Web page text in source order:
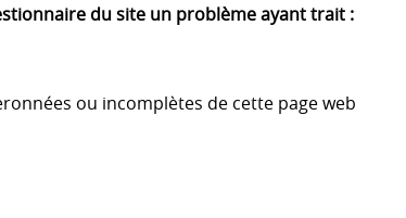
du site un problème ayant trait :
ou incomplètes de cette page web